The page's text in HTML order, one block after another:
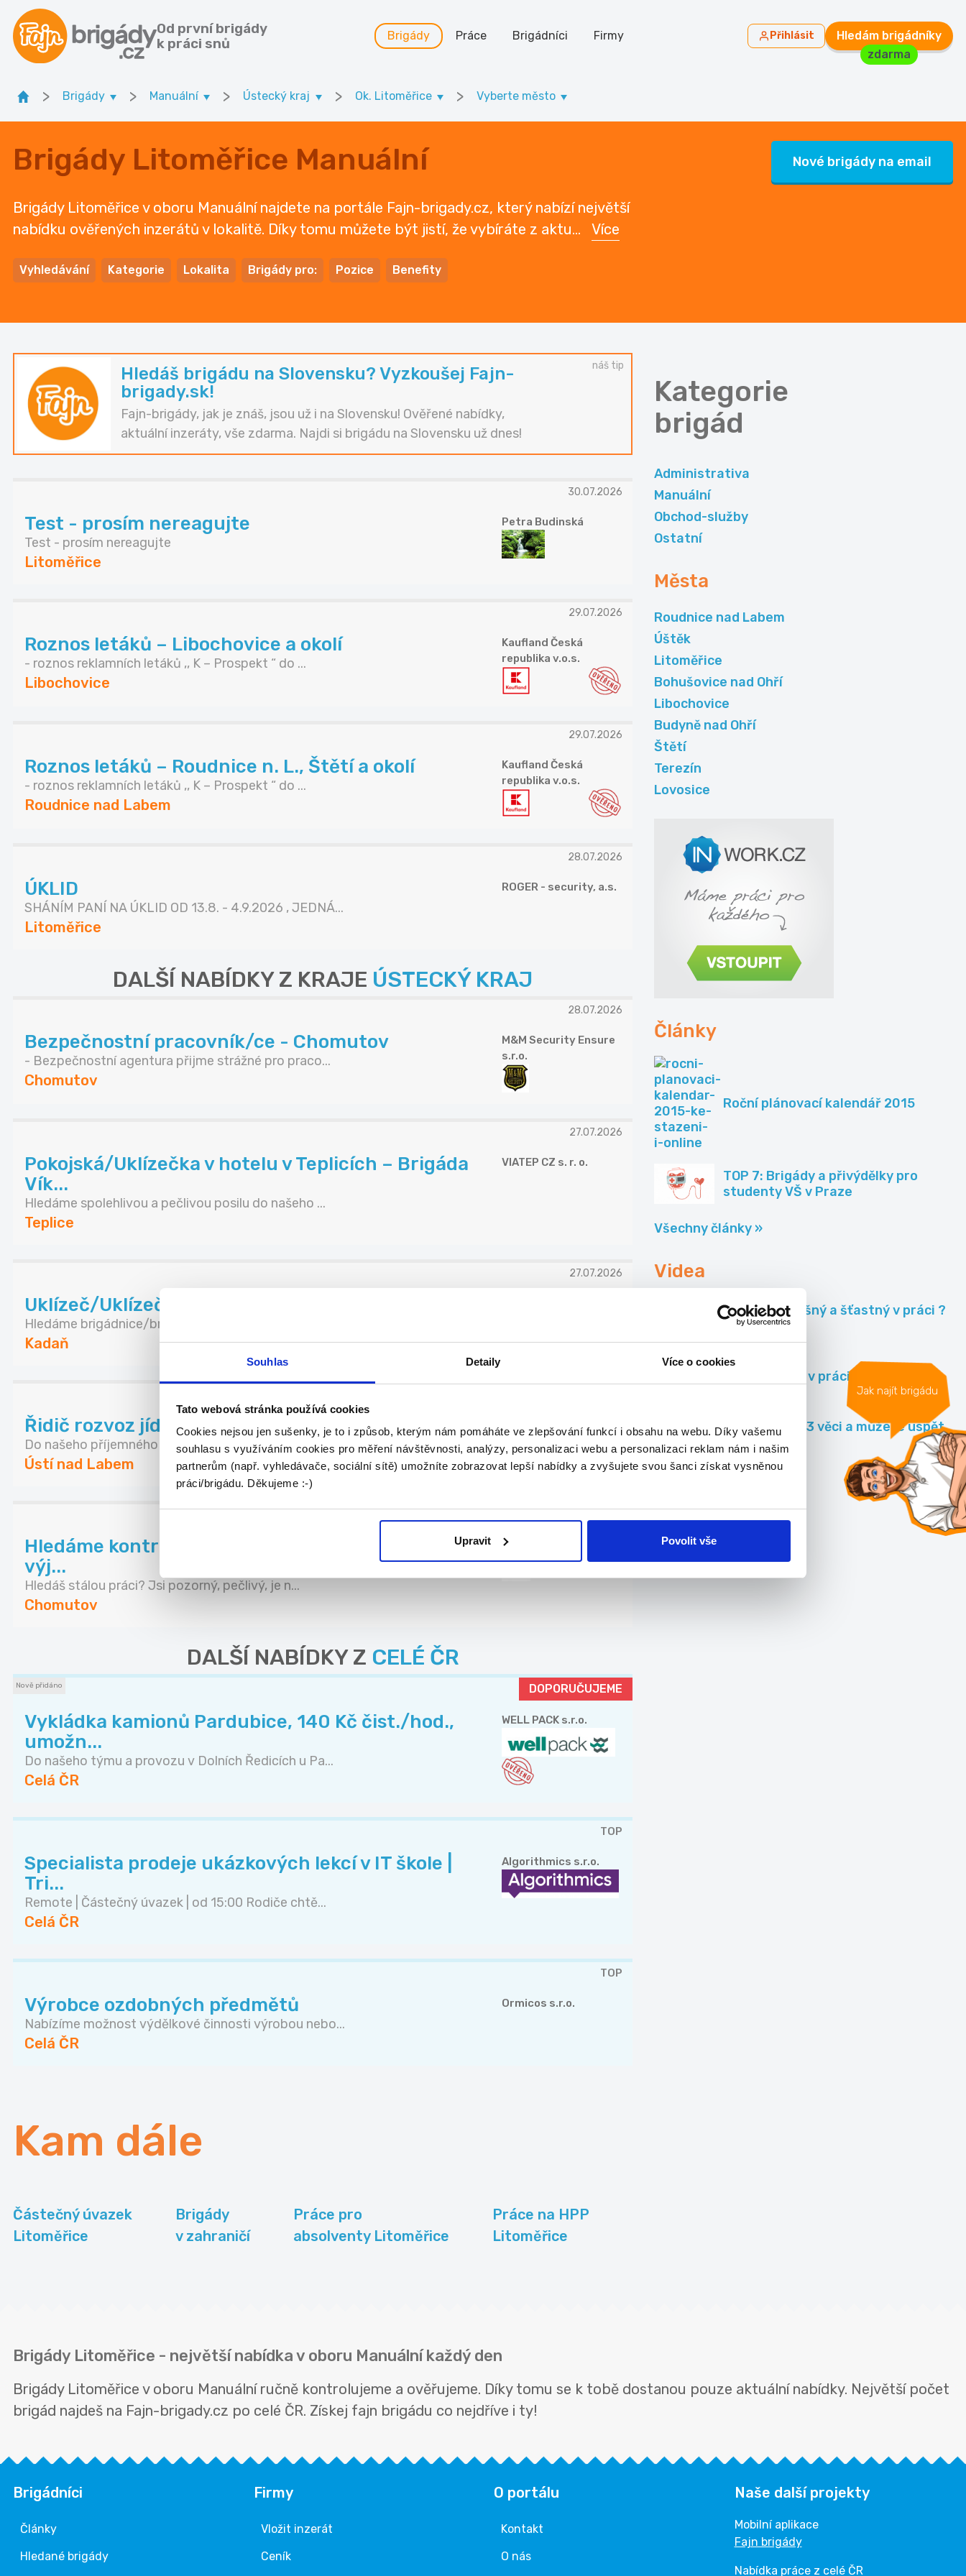
Souhlas Detaily Více o cookies
Tato webová stránka používá cookies
Cookies nejsou jen sušenky, je to i způsob, kterým nám pomáháte ve zlepšování funkcí i obsahu na webu. Díky vašemu
souhlasu s využíváním cookies pro měření návštěvnosti, analýzy, personalizaci webu a personalizaci reklam nám i našim
partnerům (např. vyhledávače, sociální sítě) umožníte zobrazovat lepší nabídky a zvyšujete svou šanci získat vysněnou
práci/brigádu. Děkujeme :-)
Upravit Povolit vše
Od první brigády
k práci snů
Brigády Práce Brigádníci Firmy Přihlásit
Hledám brigádníky
zdarma
Jak najít brigádu
> Brigády > Manuální > Ústecký kraj > Ok. Litoměřice > Vyberte město
Brigády Litoměřice Manuální
Brigády Litoměřice v oboru Manuální najdete na portále Fajn-brigady.cz, který nabízí největší
nabídku ověřených inzerátů v lokalitě. Díky tomu můžete být jistí, že vybíráte z aktu... Více
Vyhledávání Kategorie Lokalita Brigády pro: Pozice Benefity
Nové brigády na email
Hledáš brigádu na Slovensku? Vyzkoušej Fajn-
brigady.sk!
Fajn-brigády, jak je znáš, jsou už i na Slovensku! Ověřené nabídky,
aktuální inzeráty, vše zdarma. Najdi si brigádu na Slovensku už dnes!
náš tip
30.07.2026
Test - prosím nereagujte
Test - prosím nereagujte
Litoměřice
Petra Budinská
29.07.2026
Roznos letáků – Libochovice a okolí
- roznos reklamních letáků ,, K – Prospekt “ do ...
Libochovice
Kaufland Česká
republika v.o.s.
29.07.2026
Roznos letáků – Roudnice n. L., Štětí a okolí
- roznos reklamních letáků ,, K – Prospekt “ do ...
Roudnice nad Labem
Kaufland Česká
republika v.o.s.
28.07.2026
ÚKLID
SHÁNÍM PANÍ NA ÚKLID OD 13.8. - 4.9.2026 , JEDNÁ...
Litoměřice
ROGER - security, a.s.
DALŠÍ NABÍDKY Z KRAJE ÚSTECKÝ KRAJ
28.07.2026
Bezpečnostní pracovník/ce - Chomutov
- Bezpečnostní agentura přijme strážné pro praco...
Chomutov
M&M Security Ensure
s.r.o.
27.07.2026
Pokojská/Uklízečka v hotelu v Teplicích – Brigáda
Vík...
Hledáme spolehlivou a pečlivou posilu do našeho ...
Teplice
VIATEP CZ s. r. o.
27.07.2026
Uklízeč/Uklízečka Kadaň
Hledáme brigádnice/brigádníky na dlouhodobou spo...
Kadaň
Řidič rozvoz jídel
Do našeho příjemného kolektivu přijmeme řidiče n...
Ústí nad Labem
s.r.o.
Hledáme kontrolory kvality - Chomutov, Jirkov a s
výj...
Hledáš stálou práci? Jsi pozorný, pečlivý, je n...
Chomutov
Blixcon s.r.o.
DALŠÍ NABÍDKY Z CELÉ ČR
Nově přidáno DOPORUČUJEME
Vykládka kamionů Pardubice, 140 Kč čist./hod.,
umožn...
Do našeho týmu a provozu v Dolních Ředicích u Pa...
Celá ČR
WELL PACK s.r.o.
TOP
Specialista prodeje ukázkových lekcí v IT škole |
Tri...
Remote | Částečný úvazek | od 15:00 Rodiče chtě...
Celá ČR
Algorithmics s.r.o.
TOP
Výrobce ozdobných předmětů
Nabízíme možnost výdělkové činnosti výrobou nebo...
Celá ČR
Ormicos s.r.o.
Kam dále
Částečný úvazek
Litoměřice
Brigády
v zahraničí
Práce pro
absolventy Litoměřice
Práce na HPP
Litoměřice
Kategorie
brigád
Administrativa
Manuální
Obchod-služby
Ostatní
Města
Roudnice nad Labem
Úštěk
Litoměřice
Bohušovice nad Ohří
Libochovice
Budyně nad Ohří
Štětí
Terezín
Lovosice
Články
Roční plánovací kalendář 2015
TOP 7: Brigády a přivýdělky pro
studenty VŠ v Praze
Všechny články »
Videa
Jak být úspěšný a šťastný v práci ?
Václav Cílek
Nejlepší faily v práci
Změňte tyto 3 věci a můžete uspět
Brigády Litoměřice - největší nabídka v oboru Manuální každý den
Brigády Litoměřice v oboru Manuální ručně kontrolujeme a ověřujeme. Díky tomu se k tobě dostanou pouze aktuální nabídky. Největší počet
brigád najdeš na Fajn-brigady.cz po celé ČR. Získej fajn brigádu co nejdříve i ty!
Brigádníci
Články
Hledané brigády
Firmy
Vložit inzerát
Ceník
O portálu
Kontakt
O nás
Naše další projekty
Mobilní aplikace
Fajn brigády
Nabídka práce z celé ČR